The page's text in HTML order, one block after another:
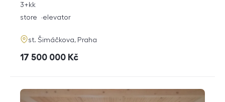
rozměry
disposition
3+kk
funkce
store elevator
adresa
st. Šimáčkova, Praha
cena
17 500 000 Kč